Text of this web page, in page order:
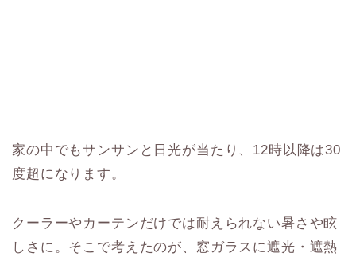
家の中でもサンサンと日光が当たり、12時以降は30
度超になります。
クーラーやカーテンだけでは耐えられない暑さや眩
しさに。そこで考えたのが、窓ガラスに遮光・遮熱